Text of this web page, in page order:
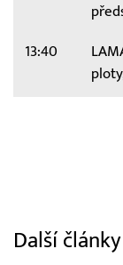
13:40
Další